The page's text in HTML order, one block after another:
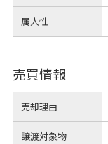
属人性
売買情報
売却理由
譲渡対象物